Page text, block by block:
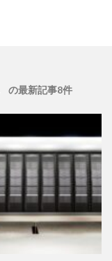
の最新記事8件